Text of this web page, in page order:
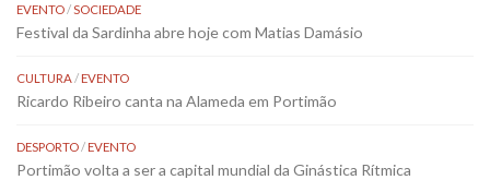
EVENTO/SOCIEDADE
Festival da Sardinha abre hoje com Matias Damásio
CULTURA/EVENTO
Ricardo Ribeiro canta na Alameda em Portimão
DESPORTO/EVENTO
Portimão volta a ser a capital mundial da Ginástica Rítmica